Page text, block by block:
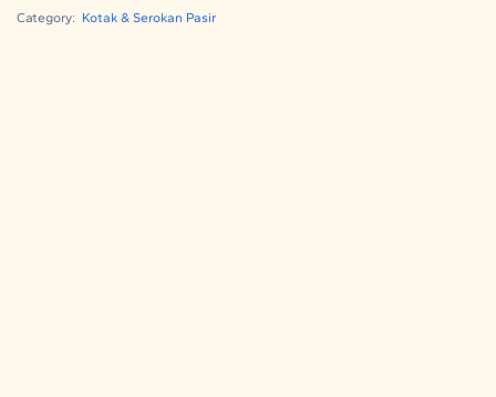
Category: Kotak & Serokan Pasir